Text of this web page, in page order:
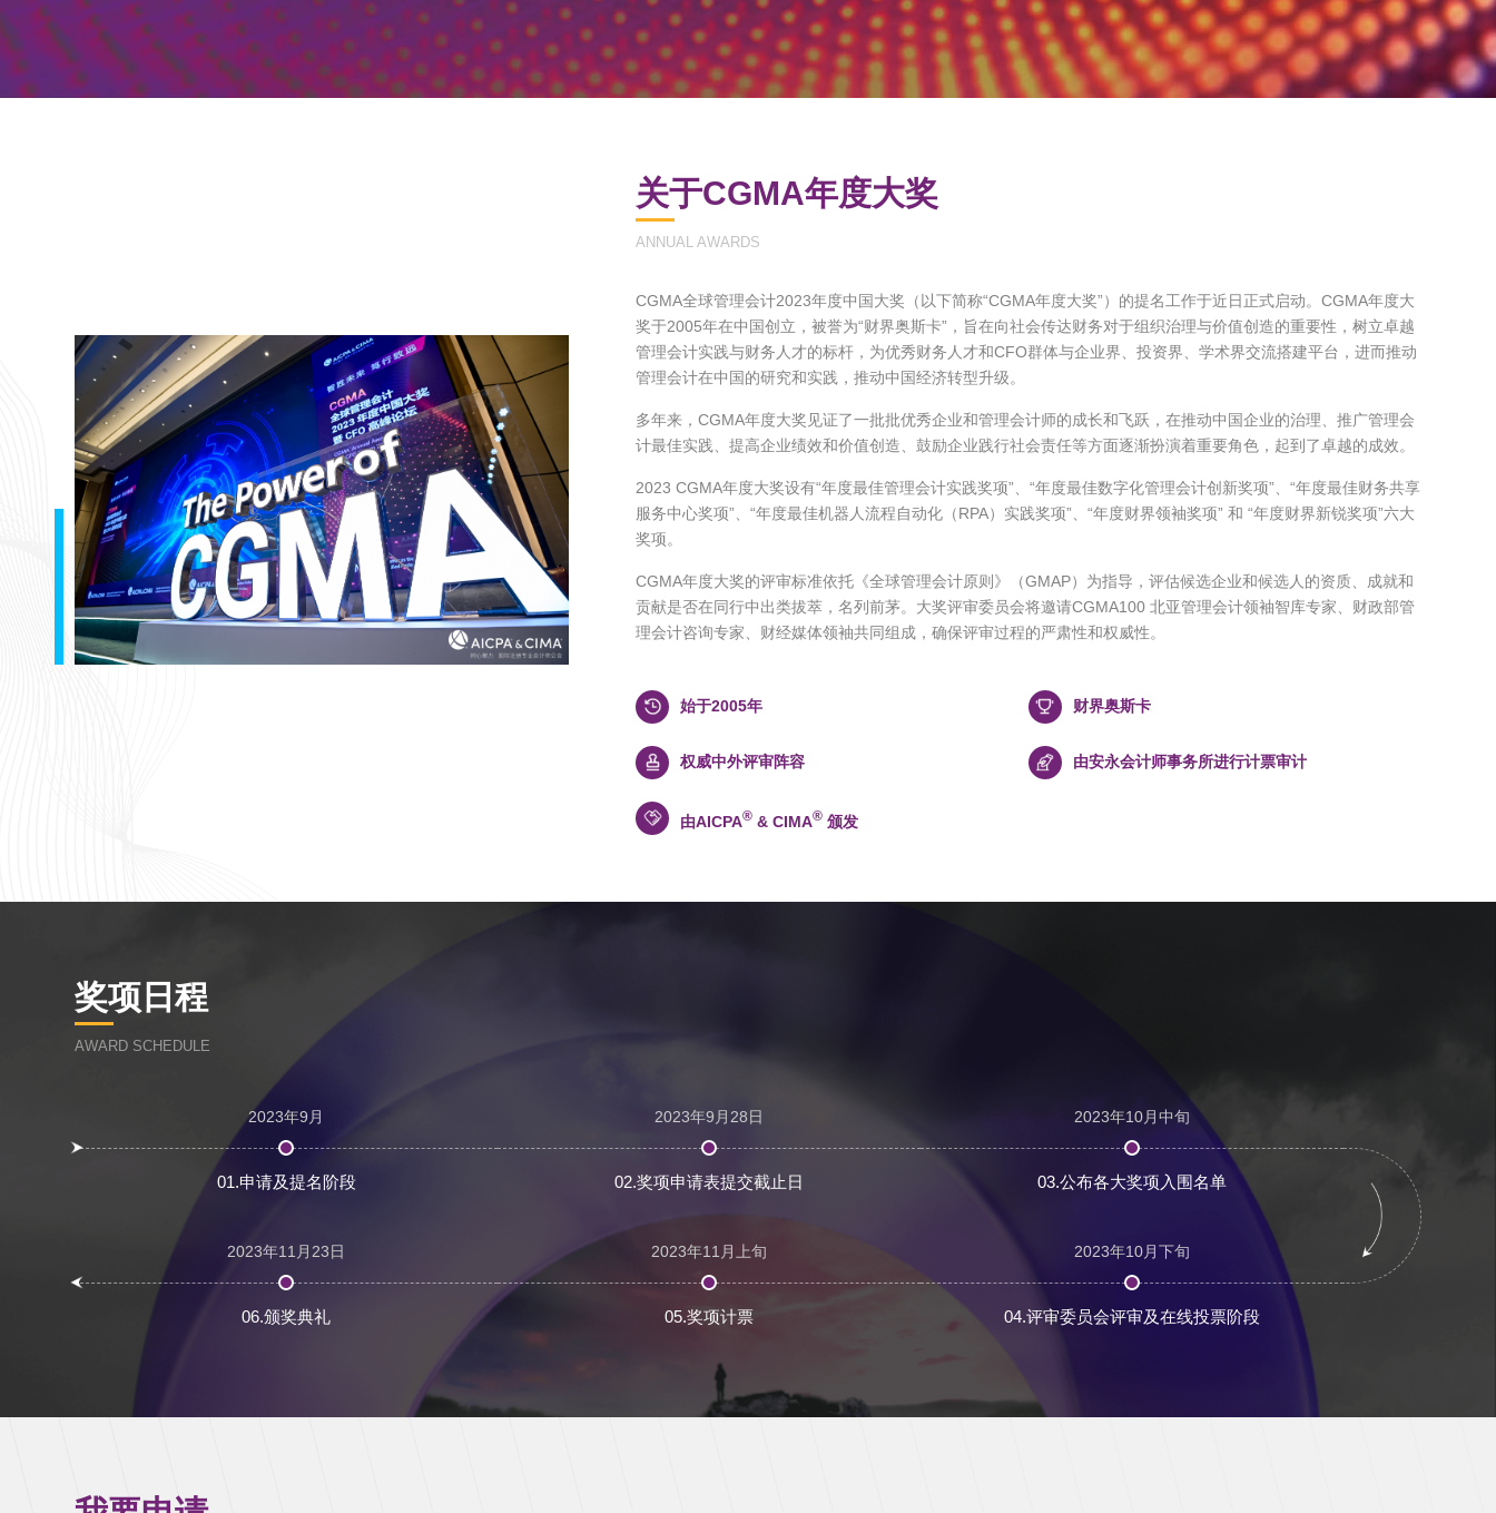
关于CGMA年度大奖
ANNUAL AWARDS
CGMA全球管理会计2023年度中国大奖（以下简称“CGMA年度大奖”）的提名工作于近日正式启动。CGMA年度大
奖于2005年在中国创立，被誉为“财界奥斯卡”，旨在向社会传达财务对于组织治理与价值创造的重要性，树立卓越
管理会计实践与财务人才的标杆，为优秀财务人才和CFO群体与企业界、投资界、学术界交流搭建平台，进而推动
管理会计在中国的研究和实践，推动中国经济转型升级。
多年来，CGMA年度大奖见证了一批批优秀企业和管理会计师的成长和飞跃，在推动中国企业的治理、推广管理会
计最佳实践、提高企业绩效和价值创造、鼓励企业践行社会责任等方面逐渐扮演着重要角色，起到了卓越的成效。
2023 CGMA年度大奖设有“年度最佳管理会计实践奖项”、“年度最佳数字化管理会计创新奖项”、“年度最佳财务共享
服务中心奖项”、“年度最佳机器人流程自动化（RPA）实践奖项”、“年度财界领袖奖项” 和 “年度财界新锐奖项”六大
奖项。
CGMA年度大奖的评审标准依托《全球管理会计原则》（GMAP）为指导，评估候选企业和候选人的资质、成就和
贡献是否在同行中出类拔萃，名列前茅。大奖评审委员会将邀请CGMA100 北亚管理会计领袖智库专家、财政部管
理会计咨询专家、财经媒体领袖共同组成，确保评审过程的严肃性和权威性。
始于2005年 财界奥斯卡
权威中外评审阵容 由安永会计师事务所进行计票审计
由AICPA® & CIMA® 颁发
奖项日程
AWARD SCHEDULE
2023年9月
01.申请及提名阶段
2023年9月28日
02.奖项申请表提交截止日
2023年10月中旬
03.公布各大奖项入围名单
2023年11月23日
06.颁奖典礼
2023年11月上旬
05.奖项计票
2023年10月下旬
04.评审委员会评审及在线投票阶段